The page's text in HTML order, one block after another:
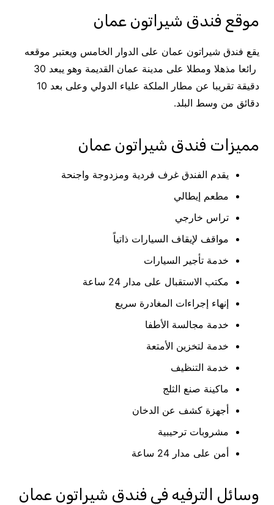
موقع فندق شيراتون عمان
يقع فندق شيراتون عمان على الدوار الخامس ويعتبر موقعه
رائعا مذهلا ومطلا على مدينة عمان القديمة وهو يبعد 30
دقيقة تقريبا عن مطار الملكة علياء الدولي وعلى بعد 10
دقائق من وسط البلد.
مميزات فندق شيراتون عمان
يقدم الفندق غرف فردية ومزدوجة واجنحة
مطعم إيطالي
تراس خارجي
مواقف لإيقاف السيارات ذاتياً
خدمة تأجير السيارات
مكتب الاستقبال على مدار 24 ساعة
إنهاء إجراءات المغادرة سريع
خدمة مجالسة الأطفا
خدمة لتخزين الأمتعة
خدمة التنظيف
ماكينة صنع الثلج
أجهزة كشف عن الدخان
مشروبات ترحيبية
أمن على مدار 24 ساعة
وسائل الترفيه في فندق شيراتون عمان